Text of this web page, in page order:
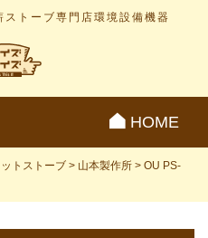
ストーブ専門店環境設備機器
HOME
トストーブ > 山本製作所 > OU PS-